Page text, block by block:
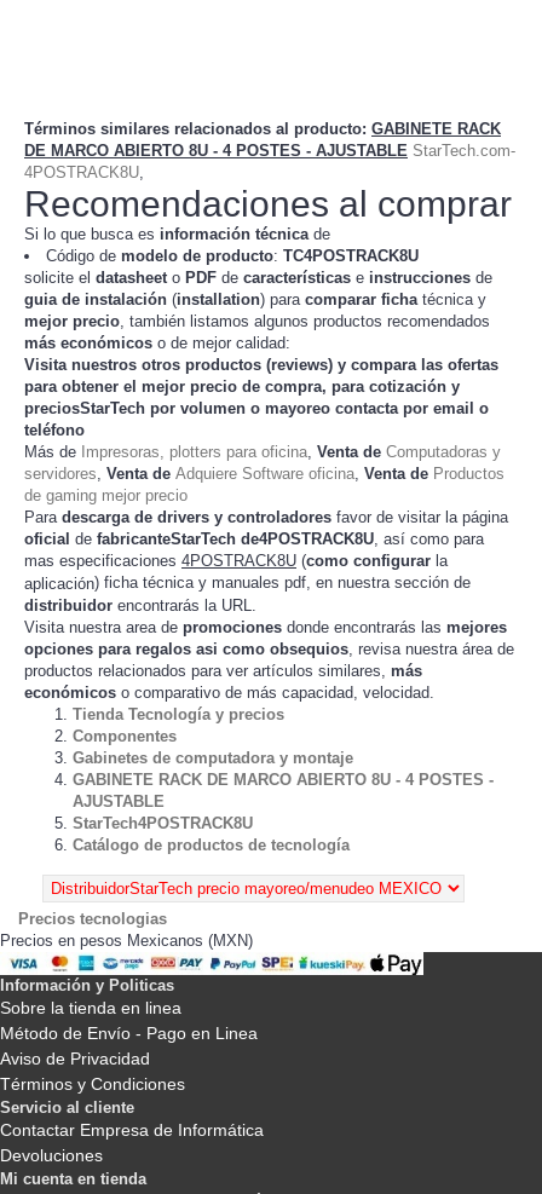
Términos similares relacionados al producto: GABINETE RACK
DE MARCO ABIERTO 8U - 4 POSTES - AJUSTABLE StarTech.com-
4POSTRACK8U,
Recomendaciones al comprar
Si lo que busca es información técnicade
Código de modelo de producto: TC4POSTRACK8U
solicite el datasheeto PDF de características e instrucciones de
guia de instalación (installation) para comparar fichatécnica y
mejor precio, también listamos algunos productos recomendados
más económicos o de mejor calidad:
Visita nuestros otros productos (reviews) y compara las ofertas
para obtener el mejor precio de compra, para cotización y
preciosStarTech por volumen o mayoreo contacta por email o
teléfono
Más de Impresoras, plotters para oficina, Venta de Computadoras y
servidores, Venta de Adquiere Software oficina, Venta de Productos
de gaming mejor precio
Para descarga de drivers y controladores favor de visitar la página
oficial de fabricanteStarTech de4POSTRACK8U, así como para
mas especificaciones 4POSTRACK8U (como configurar la
aplicación) ficha técnica y manuales pdf, en nuestra sección de
distribuidor encontrarás la URL.
Visita nuestra area de promociones donde encontrarás las mejores
opciones para regalos asi como obsequios , revisa nuestra área de
productos relacionados para ver artículos similares más
económicos o comparativo de más capacidad, velocidad.
Tienda Tecnología y precios
Componentes
Gabinetes de computadora y montaje
GABINETE RACK DE MARCO ABIERTO 8U - 4 POSTES -
AJUSTABLE
StarTech4POSTRACK8U
Catálogo de productos de tecnología
Precios tecnologias
Precios en pesos Mexicanos (MXN)
Información y Politicas
Sobre la tienda en linea
Método de Envío - Pago en Linea
Aviso de Privacidad
Términos y Condiciones
Servicio al cliente
Contactar Empresa de Informática
Devoluciones
Mi cuenta en tienda